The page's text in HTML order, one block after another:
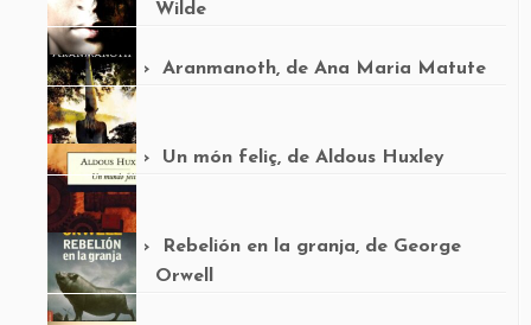
Wilde
Aranmanoth, de Ana Maria Matute
Un món feliç, de Aldous Huxley
Rebelión en la granja, de George
Orwell